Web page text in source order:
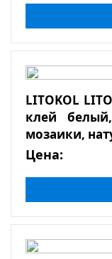
LITOKOL
клей
мозаики,
Цена: